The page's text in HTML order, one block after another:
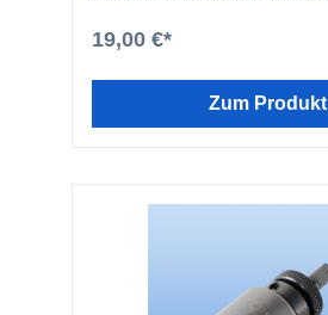
und Aluminium.
19,00 €*
Zum Produkt